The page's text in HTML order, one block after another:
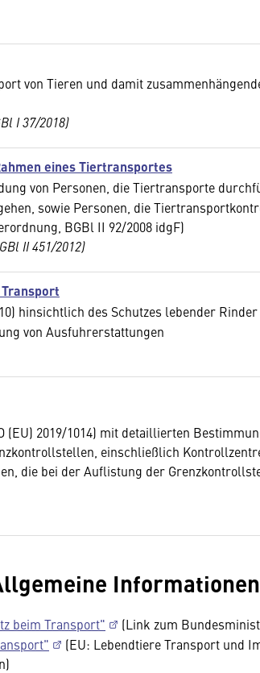
von Tieren und damit
I 37/2018)
eines Tiertransportes
von Personen, die Tiertransporte
sowie Personen, die
BGBl II 92/2008 idgF)
II 451/2012)
hinsichtlich des Schutzes lebender
von Ausfuhrerstattungen
(EU) 2019/1014) mit detaillierten
einschließlich
die bei der Auflistung der
Informationen
beim Transport"
(Link zum
(EU: Lebendtiere Transport und